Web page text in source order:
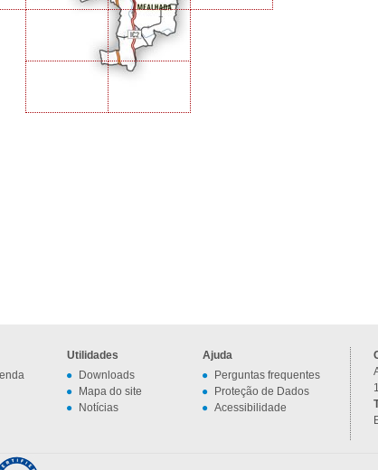
Utilidades
Downloads
Mapa do site
Notícias
Ajuda
Perguntas frequentes
Proteção de Dados
Acessibilidade